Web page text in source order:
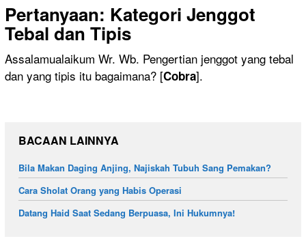
Pertanyaan: Kategori Jenggot
Tebal dan Tipis
Assalamualaikum Wr. Wb. Pengertian jenggot yang tebal
dan yang tipis itu bagaimana? [Cobra].
BACAAN LAINNYA
Bila Makan Daging Anjing, Najiskah Tubuh Sang Pemakan?
Cara Sholat Orang yang Habis Operasi
Datang Haid Saat Sedang Berpuasa, Ini Hukumnya!